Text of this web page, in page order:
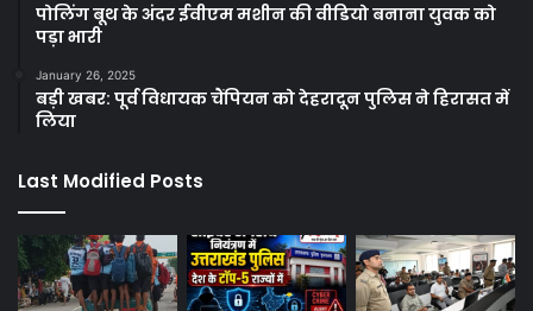
पोलिंग बूथ के अंदर ईवीएम मशीन की वीडियो बनाना युवक को
पड़ा भारी
January 26, 2025
बड़ी खबर: पूर्व विधायक चैंपियन को देहरादून पुलिस ने हिरासत में
लिया
Last Modified Posts